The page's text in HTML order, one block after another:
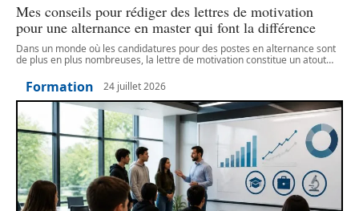
Mes conseils pour rédiger des lettres de motivation
pour une alternance en master qui font la différence
Dans un monde où les candidatures pour des postes en alternance sont
de plus en plus nombreuses, la lettre de motivation constitue un atout…
Formation 24 juillet 2026